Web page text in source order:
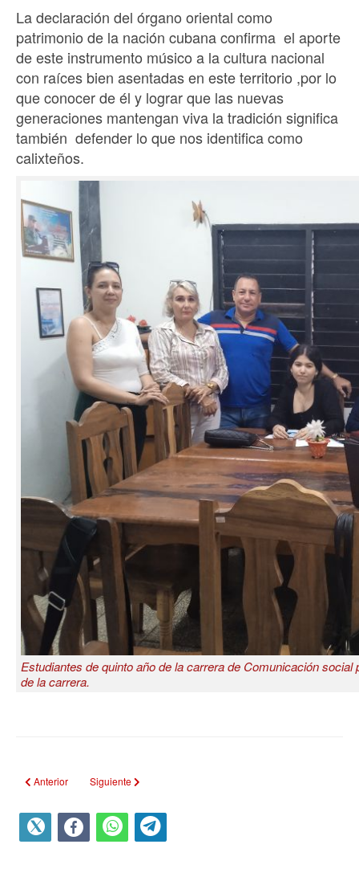
La declaración del órgano oriental como
patrimonio de la nación cubana confirma el aporte
de este instrumento músico a la cultura nacional
con raíces bien asentadas en este territorio ,por lo
que conocer de él y lograr que las nuevas
generaciones mantengan viva la tradición significa
también defender lo que nos identifica como
calixteños.
Estudiantes de quinto año de la carrera de Comunicación
de la carrera.
Artículo anterior: CORO CON GUITARRA Y SON
Anterior Artículo siguiente: ALTAR DE CUBANIA
Siguiente